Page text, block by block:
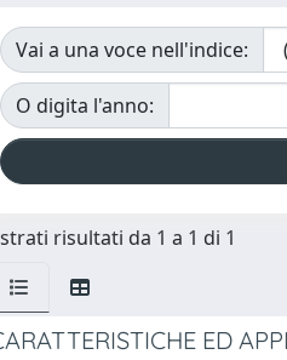
Vai a una voce nell'indice:
O digita l'anno:
risultati da 1 a 1 di 1
ED